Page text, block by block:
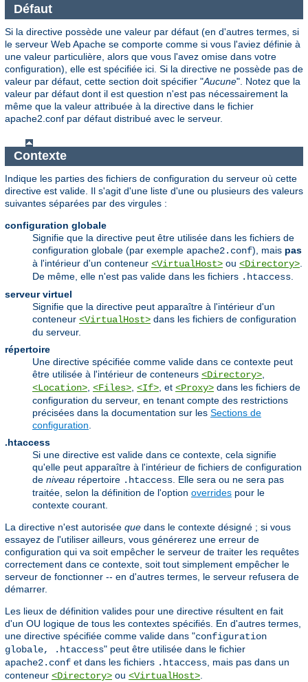
Défaut
Si la directive possède une valeur par défaut (en d'autres termes, si
le serveur Web Apache se comporte comme si vous l'aviez définie à
une valeur particulière, alors que vous l'avez omise dans votre
configuration), elle est spécifiée ici. Si la directive ne possède pas de
valeur par défaut, cette section doit spécifier "Aucune". Notez que la
valeur par défaut dont il est question n'est pas nécessairement la
même que la valeur attribuée à la directive dans le fichier
apache2.conf par défaut distribué avec le serveur.
Contexte
Indique les parties des fichiers de configuration du serveur où cette
directive est valide. Il s'agit d'une liste d'une ou plusieurs des valeurs
suivantes séparées par des virgules :
configuration globale
Signifie que la directive peut être utilisée dans les fichiers de
configuration globale (par exemple apache2.conf), mais pas
à l'intérieur d'un conteneur <VirtualHost> ou <Directory>
De même, elle n'est pas valide dans les fichiers .htaccess
serveur virtuel
Signifie que la directive peut apparaître à l'intérieur d'un
conteneur <VirtualHost> dans les fichiers de configuration
du serveur.
répertoire
Une directive spécifiée comme valide dans ce contexte peut
être utilisée à l'intérieur de conteneurs <Directory>
<Location> <Files> <If> , et <Proxy> dans les fichiers de
configuration du serveur, en tenant compte des restrictions
précisées dans la documentation sur les Sections de
configuration
.htaccess
Si une directive est valide dans ce contexte, cela signifie
qu'elle peut apparaître à l'intérieur de fichiers de configuration
de niveau répertoire .htaccess . Elle sera ou ne sera pas
traitée, selon la définition de l'option overrides pour le
contexte courant.
La directive n'est autorisée que dans le contexte désigné ; si vous
essayez de l'utiliser ailleurs, vous générerez une erreur de
configuration qui va soit empêcher le serveur de traiter les requêtes
correctement dans ce contexte, soit tout simplement empêcher le
serveur de fonctionner -- en d'autres termes, le serveur refusera de
démarrer.
Les lieux de définition valides pour une directive résultent en fait
d'un OU logique de tous les contextes spécifiés. En d'autres termes,
une directive spécifiée comme valide dans "configuration
globale, .htaccess" peut être utilisée dans le fichier
apache2.conf et dans les fichiers .htaccess , mais pas dans un
conteneur <Directory> ou <VirtualHost>